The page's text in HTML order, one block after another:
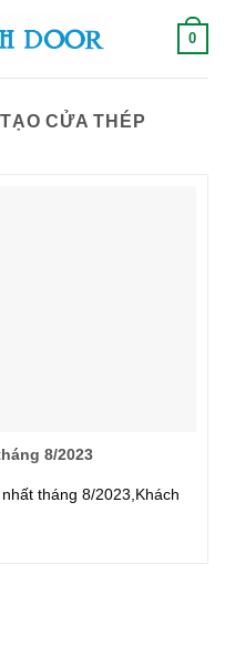
0
CỬA THÉP
8/2023
tháng 8/2023,Khách